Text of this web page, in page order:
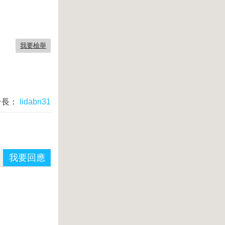
我要檢舉
：
lidabn31
我要回應